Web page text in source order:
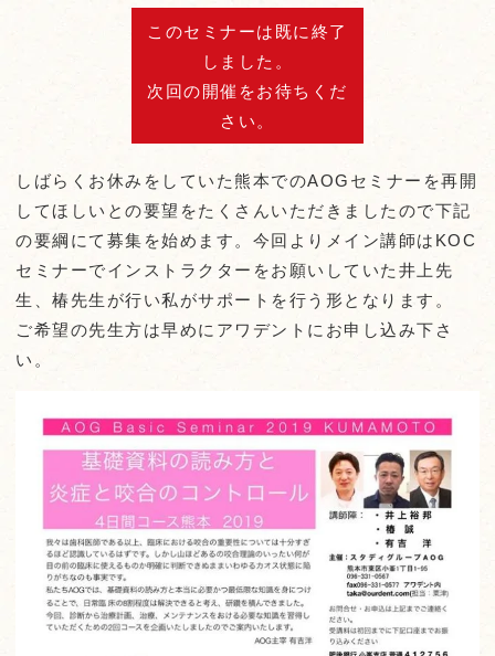
このセミナーは既に終了
しました。
次回の開催をお待ちくだ
さい。
しばらくお休みをしていた熊本でのAOGセミナーを再開
してほしいとの要望をたくさんいただきましたので下記
の要綱にて募集を始めます。今回よりメイン講師はKOC
セミナーでインストラクターをお願いしていた井上先
生、椿先生が行い私がサポートを行う形となります。
ご希望の先生方は早めにアワデントにお申し込み下さ
い。